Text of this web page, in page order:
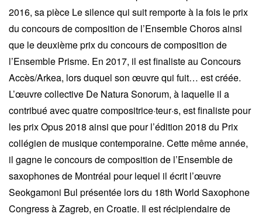
2016, sa pièce Le silence qui suit remporte à la fois le prix
du concours de composition de l’Ensemble Choros ainsi
que le deuxième prix du concours de composition de
l’Ensemble Prisme. En 2017, il est finaliste au Concours
Accès/Arkea, lors duquel son œuvre qui fuit… est créée.
L’œuvre collective De Natura Sonorum, à laquelle il a
contribué avec quatre compositrice·teur·s, est finaliste pour
les prix Opus 2018 ainsi que pour l’édition 2018 du Prix
collégien de musique contemporaine. Cette même année,
il gagne le concours de composition de l’Ensemble de
saxophones de Montréal pour lequel il écrit l’œuvre
Seokgamoni Bul présentée lors du 18th World Saxophone
Congress à Zagreb, en Croatie. Il est récipiendaire de